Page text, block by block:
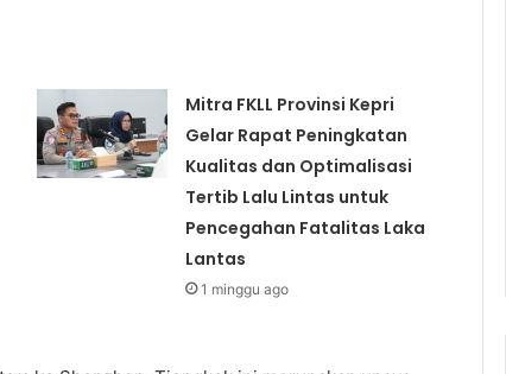
Mitra FKLL Provinsi Kepri
Gelar Rapat Peningkatan
Kualitas dan Optimalisasi
Tertib Lalu Lintas untuk
Pencegahan Fatalitas Laka
Lantas
1 minggu ago